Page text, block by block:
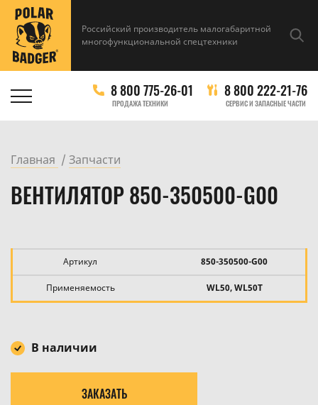
Российский производитель малогабаритной
многофункциональной спецтехники
8 800 775-26-01
ПРОДАЖА ТЕХНИКИ
8 800 222-21-76
СЕРВИС И ЗАПАСНЫЕ ЧАСТИ
Главная Запчасти
ВЕНТИЛЯТОР 850-350500-G00
Артикул 850-350500-G00
Применяемость WL50, WL50T
В наличии
ЗАКАЗАТЬ